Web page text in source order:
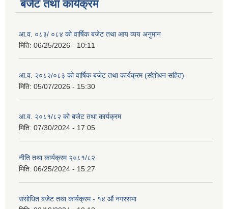
बजेट तथा कार्यक्रम
आ.व. ०८३/ ०८४ को वार्षिक बजेट तथा आय व्यय अनुमान
मिति: 06/25/2026 - 10:11
आ.व. २०८२/०८३ को वार्षिक बजेट तथा कार्यक्रम (संशोधन सहित)
मिति: 05/07/2026 - 15:30
आ.व. २०८१/८२ को बजेट तथा कार्यक्रम
मिति: 07/30/2024 - 17:05
नीति तथा कार्यक्रम २०८१/८२
मिति: 06/25/2024 - 15:27
संसोधित बजेट तथा कार्यक्रम - १४ औं नगरसभा